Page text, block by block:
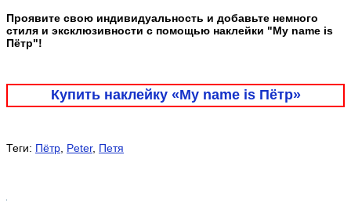
Проявите свою индивидуальность и добавьте немного
стиля и эксклюзивности с помощью наклейки "My name is
Пётр"!
Купить наклейку «My name is Пётр»
Теги: Пётр Peter, Петя